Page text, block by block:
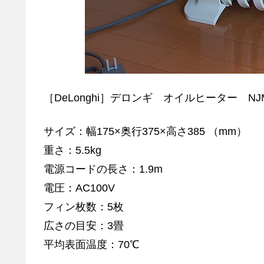
［DeLonghi］デロンギ オイルヒーター
サイズ：幅175×奥行375×高さ385 （mm）
重さ：5.5kg
電源コードの長さ：1.9m
電圧：AC100V
フィン枚数：5枚
広さの目安：3畳
平均表面温度：70℃